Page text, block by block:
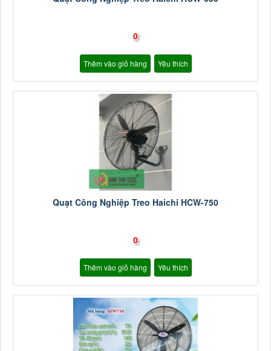
0
Thêm vào giỏ hàng Yêu thích
Quạt Công Nghiệp Treo Haichi HCW-750
0
Thêm vào giỏ hàng Yêu thích